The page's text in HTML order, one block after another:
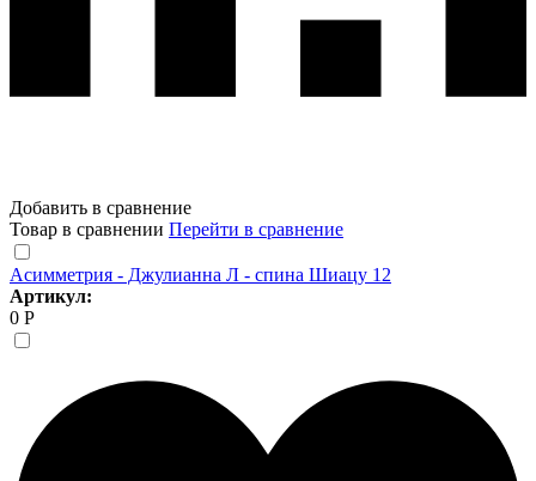
Добавить в сравнение
Товар в сравнении Перейти в сравнение
Асимметрия - Джулианна Л - спина Шиацу 12
Артикул:
0 Р